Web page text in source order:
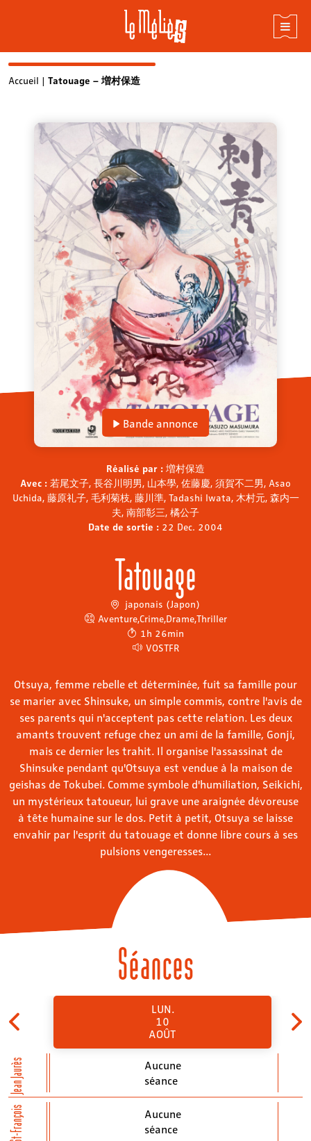
SkipAccueil | Tatouage – 増村保造
Bande annonce
Réalisé par : 増村保造
Avec : 若尾文子, 長谷川明男, 山本學, 佐藤慶, 須賀不二男, Asao
Uchida, 藤原礼子, 毛利菊枝, 藤川準, Tadashi Iwata, 木村元, 森内一
夫, 南部彰三, 橘公子
Date de sortie : 22 Dec. 2004
Tatouage
japonais (Japon)
Aventure,Crime,Drame,Thriller
1h 26min
VOSTFR
Otsuya, femme rebelle et déterminée, fuit sa famille pour
se marier avec Shinsuke, un simple commis, contre l'avis de
ses parents qui n'acceptent pas cette relation. Les deux
amants trouvent refuge chez un ami de la famille, Gonji,
mais ce dernier les trahit. Il organise l'assassinat de
Shinsuke pendant qu'Otsuya est vendue à la maison de
geishas de Tokubei. Comme symbole d'humiliation, Seikichi,
un mystérieux tatoueur, lui grave une araignée dévoreuse
à tête humaine sur le dos. Petit à petit, Otsuya se laisse
envahir par l'esprit du tatouage et donne libre cours à ses
pulsions vengeresses...
Séances
Jean Jaurès
St-François
LUN.
10
AOÛT
Aucune
séance
Aucune
séance